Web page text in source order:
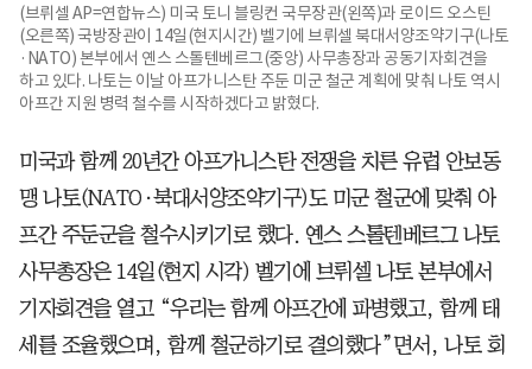
(브뤼셀 AP=연합뉴스) 미국 토니 블링컨 국무장관(왼쪽)과 로이드 오스틴
(오른쪽) 국방장관이 14일(현지시간) 벨기에 브뤼셀 북대서양조약기구(나토
·NATO) 본부에서 옌스 스톨텐베르그(중앙) 사무총장과 공동기자회견을
하고 있다. 나토는 이날 아프가니스탄 주둔 미군 철군 계획에 맞춰 나토 역시
아프간 지원 병력 철수를 시작하겠다고 밝혔다.
미국과 함께 20년간 아프가니스탄 전쟁을 치른 유럽 안보동
맹 나토(NATO·북대서양조약기구)도 미군 철군에 맞춰 아
프간 주둔군을 철수시키기로 했다. 옌스 스톨텐베르그 나토
사무총장은 14일(현지 시각) 벨기에 브뤼셀 나토 본부에서
기자회견을 열고 “우리는 함께 아프간에 파병했고, 함께 태
세를 조율했으며, 함께 철군하기로 결의했다”면서, 나토 회